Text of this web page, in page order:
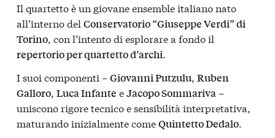
Il quartetto è un giovane ensemble italiano nato
all’interno del Conservatorio “Giuseppe Verdi” di
Torino, con l’intento di esplorare a fondo il
repertorio per quartetto d’archi.
I suoi componenti –Giovanni Putzulu, Ruben
Galloro, Luca Infante eJacopo Sommariva–
uniscono rigore tecnico e sensibilità interpretativa,
maturando inizialmente comeQuintetto Dedalo.